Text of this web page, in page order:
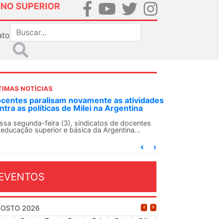
SUPERIOR
NOTÍCIAS
SN convoca docentes para Dia de
Internacionalista com Cuba em
de agosto
SN conclama suas seções sindicais e o